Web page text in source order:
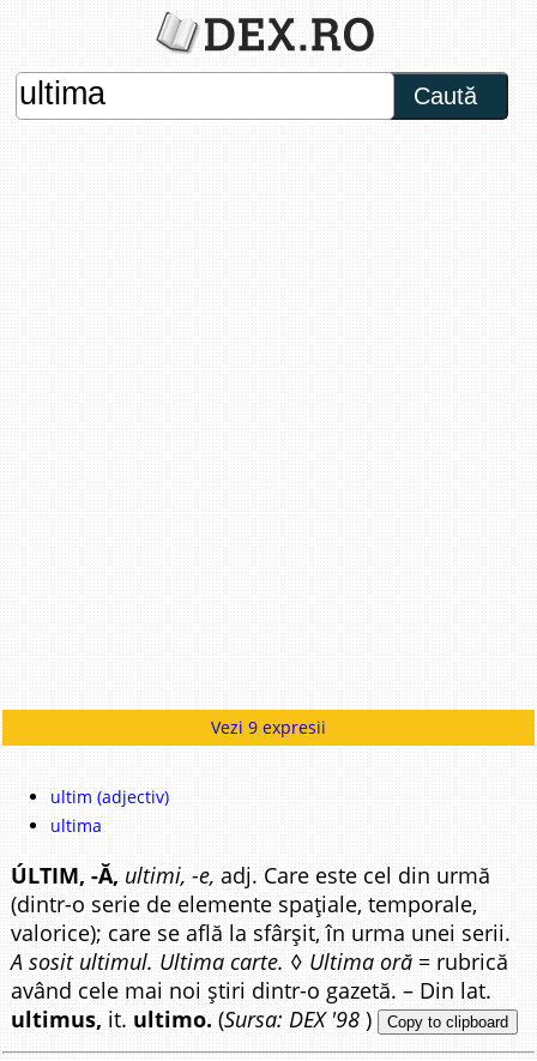
Caută
Vezi 9 expresii
ultim (adjectiv)
ultima
ÚLTIM, -Ă, ultimi, -e, adj. Care este cel din urmă
(dintr-o serie de elemente spațiale, temporale,
valorice); care se află la sfârșit, în urma unei serii.
A sosit ultimul. Ultima carte. ◊ Ultima oră = rubrică
având cele mai noi știri dintr-o gazetă. – Din lat.
ultimus, it. ultimo. (Sursa: DEX '98 ) Copy to clipboard